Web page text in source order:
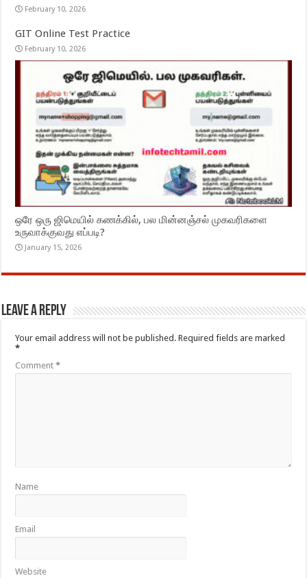
February 10, 2026
GIT Online Test Practice
February 10, 2026
ஒரே ஒரு ஜிமெயில் கணக்கில், பல மின்னஞ்சல் முகவரிகளை
உருவாக்குவது எப்படி?
January 15, 2026
Leave a Reply
Your email address will not be published. Required fields are marked
*
Comment*
Name
Email
Website